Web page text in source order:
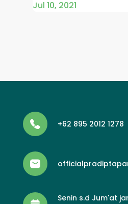
Jul 10, 2021
+62 895 2012 1278
Senin s.d Jum'at